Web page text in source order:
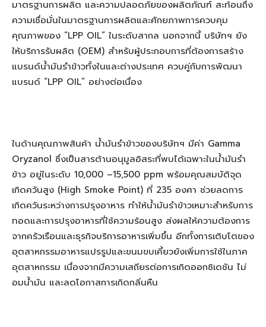
มาตรฐานการผลิต และความปลอดภัยของผลิตภัณฑ์ สะท้อนถึง
ความเชื่อมั่นในมาตรฐานการผลิตและศักยภาพการควบคุม
คุณภาพของ “LPP OIL” ในระดับสากล นอกจากนี้ บริษัทฯ ยัง
ให้บริการรับผลิต (OEM) สำหรับผู้ประกอบการที่ต้องการสร้าง
แบรนด์น้ำมันรำข้าวทั้งในและต่างประเทศ ควบคู่กับการพัฒนา
แบรนด์ “LPP OIL” อย่างต่อเนื่อง
ในด้านคุณภาพสินค้า น้ำมันรำข้าวของบริษัทฯ มีค่า Gamma
Oryzanol ซึ่งเป็นสารต้านอนุมูลอิสระที่พบได้เฉพาะในน้ำมันรำ
ข้าว อยู่ในระดับ 10,000 –15,500 ppm พร้อมคุณสมบัติจุด
เกิดควันสูง (High Smoke Point) ที่ 235 องศา ช่วยลดการ
เกิดควันระหว่างการปรุงอาหาร ทำให้น้ำมันรำข้าวเหมาะสำหรับการ
ทอดและการปรุงอาหารที่ใช้ความร้อนสูง ส่งผลให้ความต้องการ
จากครัวเรือนและธุรกิจบริการอาหารเพิ่มขึ้น อีกทั้งการเติบโตของ
อุตสาหกรรมอาหารแปรรูปและขนมขบเคี้ยวยังเพิ่มการใช้ในภาค
อุตสาหกรรม เนื่องจากมีความเสถียรต่อการเกิดออกซิเดชัน ไม่
อมน้ำมัน และลดโอกาสการเกิดกลิ่นหืน